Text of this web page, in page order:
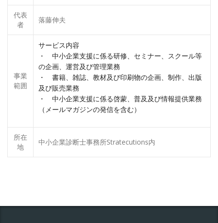
代表
者
落藤伸夫
事業
範囲
サービス内容
・ 中小企業支援に係る研修、セミナー、スクール等
の企画、運営及び管理業務
・ 書籍、雑誌、教材及び印刷物の企画、制作、出版
及び販売業務
・ 中小企業支援に係る啓蒙、普及及び情報提供業務
（メールマガジンの発信を含む）
所在
地
中小企業診断士事務所Stratecutions内